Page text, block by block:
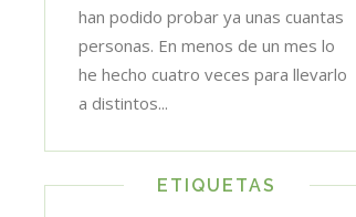
han podido probar ya unas cuantas
personas. En menos de un mes lo
he hecho cuatro veces para llevarlo
a distintos...
ETIQUETAS